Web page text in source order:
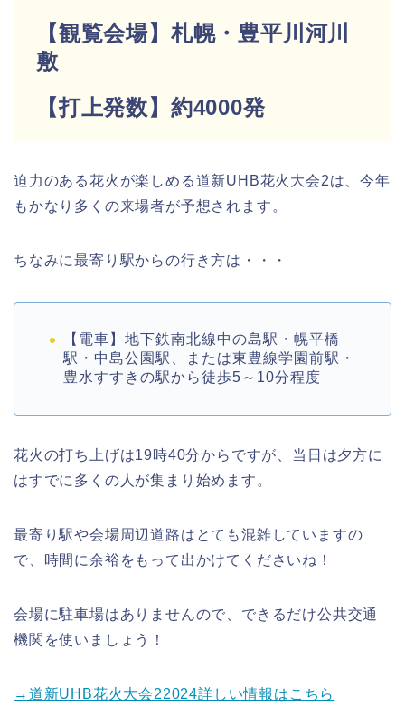
【観覧会場】札幌・豊平川河川
敷
【打上発数】約4000発
迫力のある花火が楽しめる道新UHB花火大会2は、今年
もかなり多くの来場者が予想されます。
ちなみに最寄り駅からの行き方は・・・
【電車】地下鉄南北線中の島駅・幌平橋
駅・中島公園駅、または東豊線学園前駅・
豊水すすきの駅から徒歩5～10分程度
花火の打ち上げは19時40分からですが、当日は夕方に
はすでに多くの人が集まり始めます。
最寄り駅や会場周辺道路はとても混雑していますの
で、時間に余裕をもって出かけてくださいね！
会場に駐車場はありませんので、できるだけ公共交通
機関を使いましょう！
→道新UHB花火大会22024詳しい情報はこちら